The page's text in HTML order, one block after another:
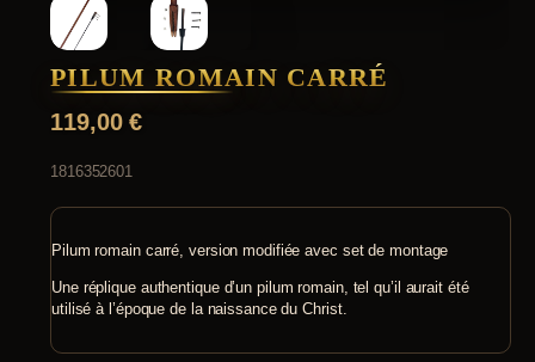
PILUM ROMAIN CARRÉ
119,00€
1816352601
Pilum romain carré, version modifiée avec set de montage
Une réplique authentique d’un pilum romain, tel qu’il aurait été
utilisé à l’époque de la naissance du Christ.